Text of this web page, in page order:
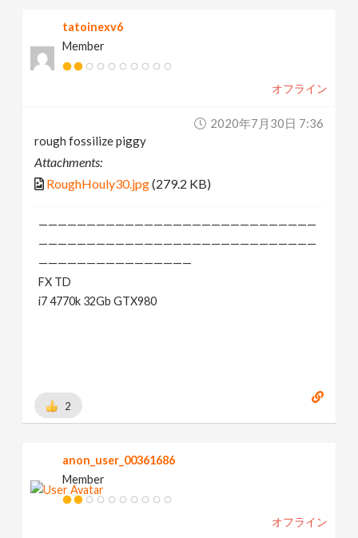
tatoinexv6
Member
オフライン
2020年7月30日 7:36
rough fossilize piggy
Attachments:
RoughHouly30.jpg(279.2 KB)
—————————————————————————————
—————————————————————————————
————————————————
FX TD
i7 4770k 32Gb GTX980
2
anon_user_00361686
Member
オフライン